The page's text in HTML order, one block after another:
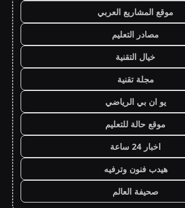
موقع المشاريع العربي
مصادر التعليم
خيال التقنية
مجلة تقنية
يو ان بي الرياضي
موقع حالة للتعليم
اخبار 24 ساعة
هيدب فنون وترفيه
صحيفة العالم